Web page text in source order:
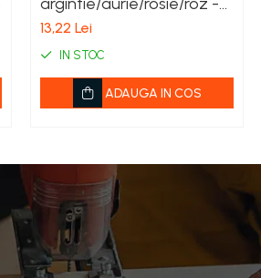
Cod 53713
13,22 Lei
IN STOC
ADAUGA IN COS